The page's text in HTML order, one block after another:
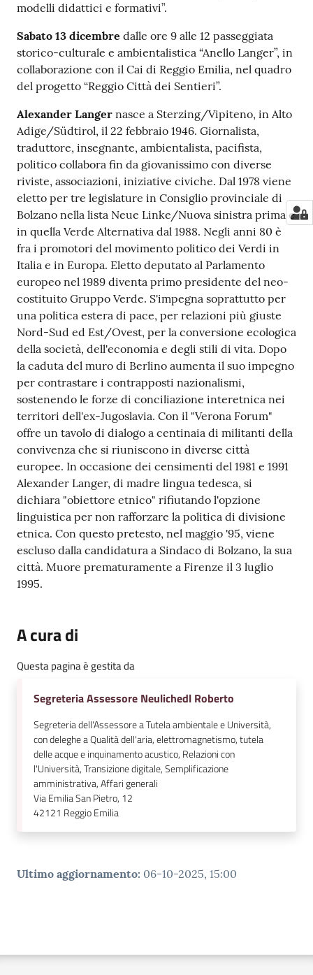
modelli didattici e formativi”.
Sabato 13 dicembre dalle ore 9 alle 12 passeggiata
storico-culturale e ambientalistica “Anello Langer”, in
collaborazione con il Cai di Reggio Emilia, nel quadro
del progetto “Reggio Città dei Sentieri”.
Alexander Langer nasce a Sterzing/Vipiteno, in Alto
Adige/Südtirol, il 22 febbraio 1946. Giornalista,
traduttore, insegnante, ambientalista, pacifista,
politico collabora fin da giovanissimo con diverse
riviste, associazioni, iniziative civiche. Dal 1978 viene
eletto per tre legislature in Consiglio provinciale di
Bolzano nella lista Neue Linke/Nuova sinistra prima e
in quella Verde Alternativa dal 1988. Negli anni 80 è
fra i promotori del movimento politico dei Verdi in
Italia e in Europa. Eletto deputato al Parlamento
europeo nel 1989 diventa primo presidente del neo-
costituito Gruppo Verde. S'impegna soprattutto per
una politica estera di pace, per relazioni più giuste
Nord-Sud ed Est/Ovest, per la conversione ecologica
della società, dell'economia e degli stili di vita. Dopo
la caduta del muro di Berlino aumenta il suo impegno
per contrastare i contrapposti nazionalismi,
sostenendo le forze di conciliazione interetnica nei
territori dell'ex-Jugoslavia. Con il "Verona Forum"
offre un tavolo di dialogo a centinaia di militanti della
convivenza che si riuniscono in diverse città
europee. In occasione dei censimenti del 1981 e 1991
Alexander Langer, di madre lingua tedesca, si
dichiara "obiettore etnico" rifiutando l'opzione
linguistica per non rafforzare la politica di divisione
etnica. Con questo pretesto, nel maggio '95, viene
escluso dalla candidatura a Sindaco di Bolzano, la sua
città. Muore prematuramente a Firenze il 3 luglio
1995.
A cura di
Questa pagina è gestita da
Segreteria Assessore Neulichedl Roberto
Segreteria dell'Assessore a Tutela ambientale e Università,
con deleghe a Qualità dell'aria, elettromagnetismo, tutela
delle acque e inquinamento acustico, Relazioni con
l'Università, Transizione digitale, Semplificazione
amministrativa, Affari generali
Via Emilia San Pietro, 12
42121 Reggio Emilia
Ultimo aggiornamento: 06-10-2025, 15:00